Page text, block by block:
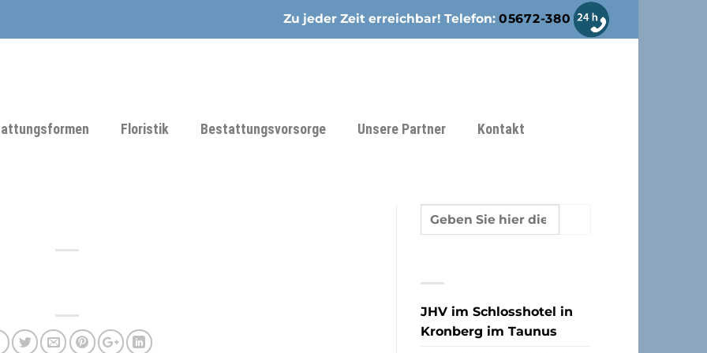
Zu jeder Zeit erreichbar! Telefon: 05672-380
Floristik Bestattungsvorsorge Unsere Partner Kontakt
JHV im Schlosshotel in
Kronberg im Taunus